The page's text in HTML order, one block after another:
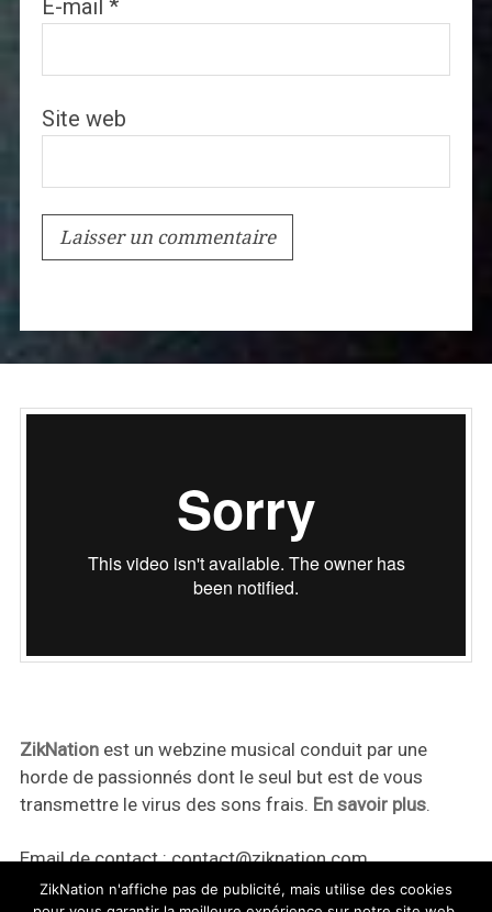
E-mail *
Site web
ZikNationest un webzine musical conduit par une
horde de passionnés dont le seul but est de vous
transmettre le virus des sons frais. En savoir plus.
Email de contact :contact@ziknation.com
ZikNation n'affiche pas de publicité, mais utilise des cookies